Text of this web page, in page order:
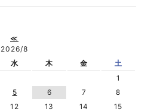
≪
8
水 木 金
土
1
5 6 7
8
12 13 14
15